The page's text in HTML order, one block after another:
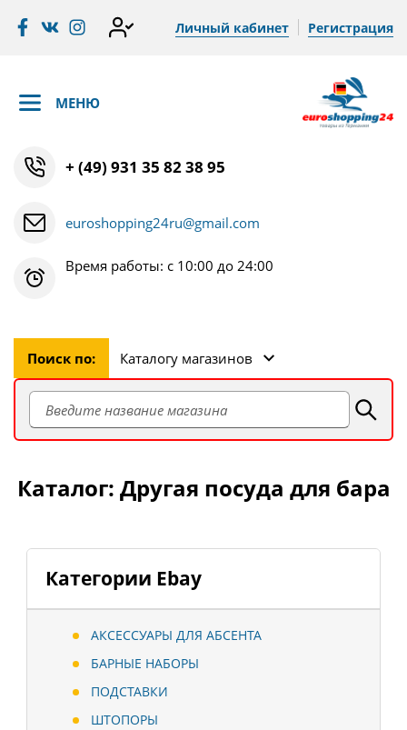
Личный кабинет Регистрация
МЕНЮ
+ (49) 931 35 82 38 95
euroshopping24ru@gmail.com
Время работы: с 10:00 до 24:00
Поиск по: Каталогу магазинов
Категории Ebay
АКСЕССУАРЫ ДЛЯ АБСЕНТА
БАРНЫЕ НАБОРЫ
ПОДСТАВКИ
ШТОПОРЫ
Каталог: Другая посуда для бара